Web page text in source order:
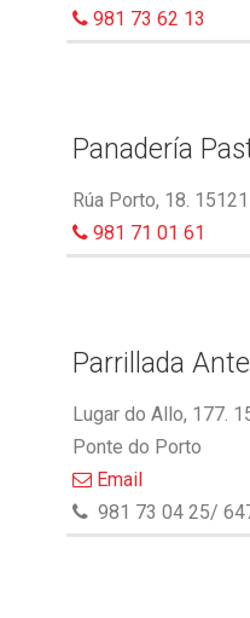
981 73 62 13
Panadería
Rúa Porto, 18.
981 71 01 61
Parrillada
Lugar do Allo, 177.
Ponte do Porto
Email
981 73 04 25/